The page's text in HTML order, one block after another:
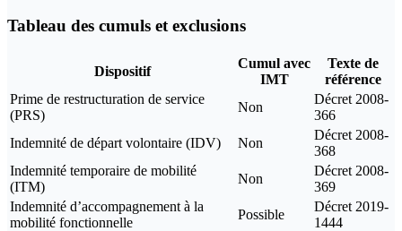
Tableau des cumuls et exclusions
Dispositif
Cumul avec
IMT
Texte de
référence
Prime de restructuration de service
(PRS)
Non
Décret 2008-
366
Indemnité de départ volontaire (IDV)
Non
Décret 2008-
368
Indemnité temporaire de mobilité
(ITM)
Non
Décret 2008-
369
Indemnité d’accompagnement à la
mobilité fonctionnelle
Possible
Décret 2019-
1444